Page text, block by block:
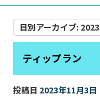
日別アーカイブ:
ティップ
投稿日 2023年11月3日